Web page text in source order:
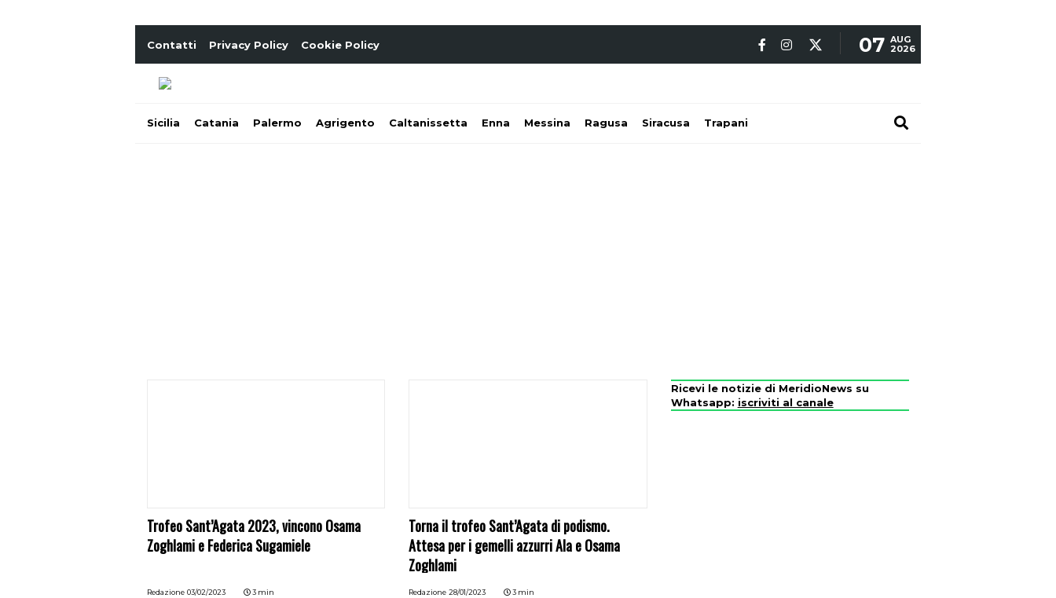
Contatti Privacy Policy Cookie Policy 07 AUG
2026
Sicilia Catania Palermo Agrigento Caltanissetta Enna Messina Ragusa Siracusa Trapani
Trofeo Sant’Agata 2023, vincono Osama
Zoghlami e Federica Sugamiele
Redazione 03/02/2023 3 min
Torna il trofeo Sant’Agata di podismo.
Attesa per i gemelli azzurri Ala e Osama
Zoghlami
Redazione 28/01/2023 3 min
Ricevi le notizie di MeridioNews su
Whatsapp: iscriviti al canale